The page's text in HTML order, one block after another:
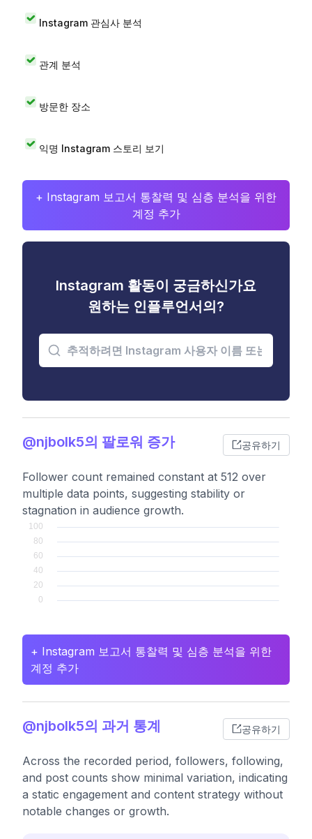
Instagram 관심사 분석
관계 분석
방문한 장소
익명 Instagram 스토리 보기
+ Instagram 보고서 통찰력 및 심층 분석을 위한
계정 추가
Instagram 활동이 궁금하신가요
원하는 인플루언서의?
@njbolk5의 팔로워 증가 공유하기
Follower count remained constant at 512 over
multiple data points, suggesting stability or
stagnation in audience growth.
+ Instagram 보고서 통찰력 및 심층 분석을 위한
계정 추가
@njbolk5의 과거 통계 공유하기
Across the recorded period, followers, following,
and post counts show minimal variation, indicating
a static engagement and content strategy without
notable changes or growth.